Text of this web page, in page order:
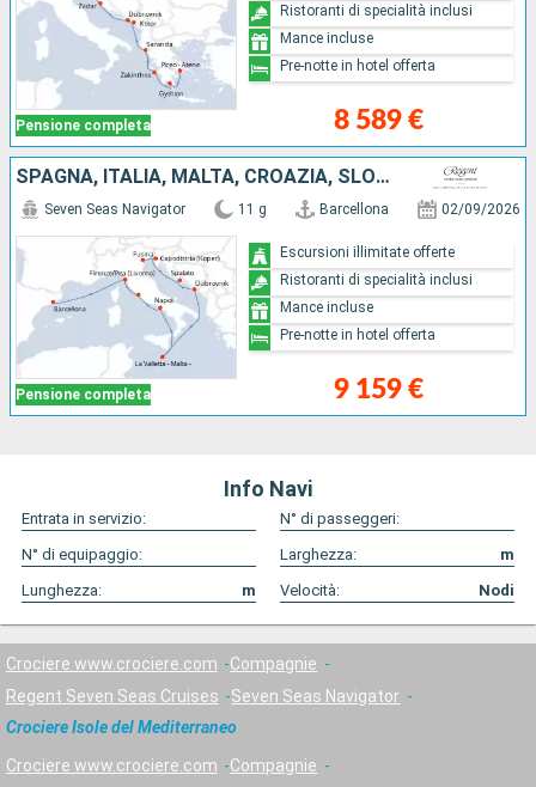
Pensione completa 8 589 €
Ristoranti di specialità inclusi
Mance incluse
Pre-notte in hotel offerta
SPAGNA, ITALIA, MALTA, CROAZIA, SLOVENIA
Pensione completa
Seven Seas Navigator 11 g Barcellona 02/09/2026
9 159 €
Escursioni illimitate offerte
Ristoranti di specialità inclusi
Mance incluse
Pre-notte in hotel offerta
Info Navi
Entrata in servizio:
N° di passeggeri:
N° di equipaggio:
Larghezza:
m
Lunghezza:
m Velocità: Nodi
Crociere www.crociere.com
Compagnie
Regent Seven Seas Cruises
Seven Seas Navigator
Crociere Isole del Mediterraneo
Crociere www.crociere.com
Compagnie